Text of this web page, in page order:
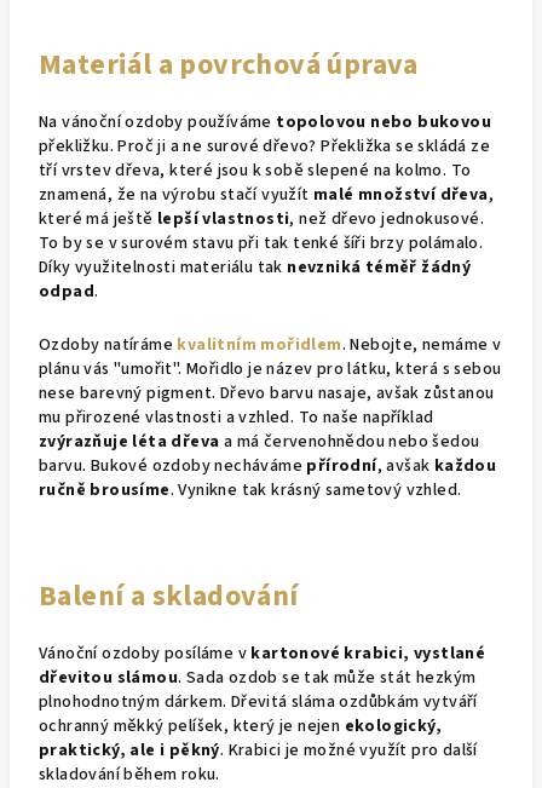
Materiál a povrchová úprava
Na vánoční ozdoby používáme topolovou nebo bukovou
překližku. Proč ji a ne surové dřevo? Překližka se skládá ze
tří vrstev dřeva, které jsou k sobě slepené na kolmo. To
znamená, že na výrobu stačí využít malé množství dřeva,
které má ještě lepší vlastnosti, než dřevo jednokusové.
To by se v surovém stavu při tak tenké šíři brzy polámalo.
Díky využitelnosti materiálu tak nevzniká téměř žádný
odpad.
Ozdoby natíráme kvalitním mořidlem. Nebojte, nemáme v
plánu vás "umořit". Mořidlo je název pro látku, která s sebou
nese barevný pigment. Dřevo barvu nasaje, avšak zůstanou
mu přirozené vlastnosti a vzhled. To naše například
zvýrazňuje léta dřeva a má červenohnědou nebo šedou
barvu. Bukové ozdoby necháváme přírodní, avšak každou
ručně brousíme. Vynikne tak krásný sametový vzhled.
Balení a skladování
Vánoční ozdoby posíláme v kartonové krabici, vystlané
dřevitou slámou. Sada ozdob se tak může stát hezkým
plnohodnotným dárkem. Dřevitá sláma ozdůbkám vytváří
ochranný měkký pelíšek, který je nejen ekologický,
praktický, ale i pěkný. Krabici je možné využít pro další
skladování během roku.